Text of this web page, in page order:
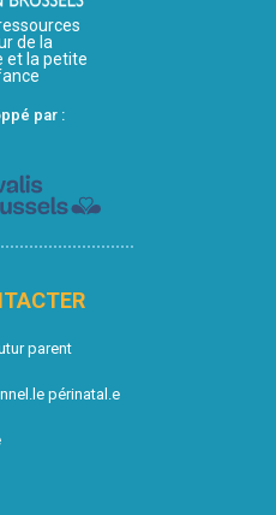
de la
et la petite
par :
parent
périnatal.e